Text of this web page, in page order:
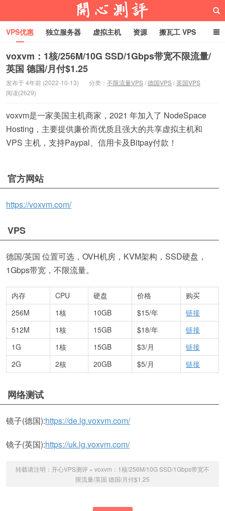
开心VPS测评
VPS优惠 独立服务器 虚拟主机 资源 搬瓦工 VPS
折腾VPS 真实测评 Hostloc趣闻 域名
RackNerd促销套餐
voxvm：1核/256M/10G SSD/1Gbps带宽不限流量/
英国 德国/月付$1.25
发布于 4年前 (2022-10-13) 分类： 不限流量VPS/德国VPS/英国VPS
阅读(2629)
voxvm是一家美国主机商家，2021 年加入了 NodeSpace
Hosting，主要提供廉价而优质且强大的共享虚拟主机和
VPS 主机，支持Paypal、信用卡及Bitpay付款！
官方网站
https://voxvm.com/
VPS
德国/英国 位置可选，OVH机房，KVM架构，SSD硬盘，
1Gbps带宽，不限流量。
内存 CPU 硬盘 价格
购买
256M
1核 10GB $15/年
链接
512M
1核 15GB $18/年
链接
1G
1核 15GB $3/月
链接
2G
2核 20GB $5/月 链接
网络测试
镜子(德国):https://de.lg.voxvm.com/
镜子(英国):https://uk.lg.voxvm.com/
转载请注明： 开心VPS测评 » voxvm：1核/256M/10G SSD/1Gbps带宽不
限流量/英国 德国/月付$1.25